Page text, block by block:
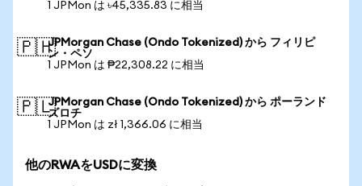
1 JPMon は ৳45,335.83 に相当
🇵🇭JPMorgan Chase (Ondo Tokenized) から フィリピ
ン・ペソ
1 JPMon は ₱22,308.22 に相当
🇵🇱JPMorgan Chase (Ondo Tokenized) から ポーランド
ズロチ
1 JPMon は zł 1,366.06 に相当
他のRWAをUSDに変換